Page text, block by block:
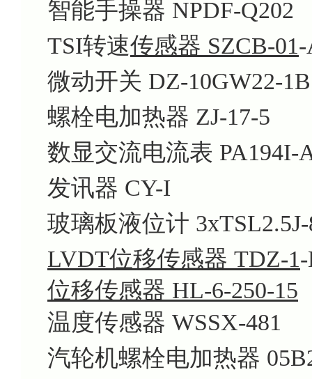
智能手操器 NPDF-Q202
TSI转速传感器 SZCB-01-
微动开关 DZ-10GW22-1B
螺栓电加热器 ZJ-17-5
数显交流电流表 PA194I-
发讯器 CY-I
玻璃板液位计
LVDT位移传感器 TDZ-1
位移传感器 HL-6-250-15
温度传感器 WSSX-481
汽轮机螺栓电加热器